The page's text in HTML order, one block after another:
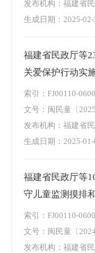
发布机构： 福建省
生成日期： 2025-02-
福建省民政厅等
关爱保护行动实
索引： FJ00110-
文号： 闽民童〔
发布机构： 福建省
生成日期： 2025-01-
福建省民政厅等
守儿童监测摸排
索引： FJ00110-
文号： 闽民童〔
发布机构： 福建省